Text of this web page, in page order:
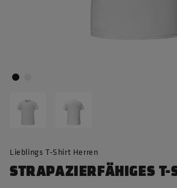
Lieblings T-Shirt Herren
STRAPAZIERFÄHIGES T-